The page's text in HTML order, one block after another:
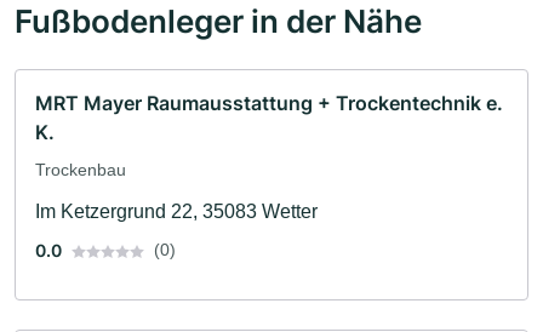
Fußbodenleger in der Nähe
MRT Mayer Raumausstattung + Trockentechnik e.
K.
Trockenbau
Im Ketzergrund 22, 35083 Wetter
0.0
(0)